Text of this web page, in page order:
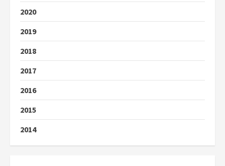
2020
2019
2018
2017
2016
2015
2014